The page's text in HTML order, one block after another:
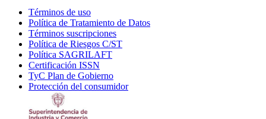
Términos de uso
in
new
window
Política de Tratamiento de Datos
Términos suscripciones
in
Política de Riesgos C/ST
Política SAGRILAFT
new
window
Certificación ISSN
in
new
TyC Plan de Gobierno
in
Protección del consumidorOpens